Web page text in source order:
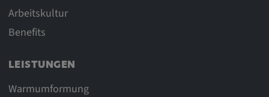
Arbeitskultur
Benefits
LEISTUNGEN
Warmumformung